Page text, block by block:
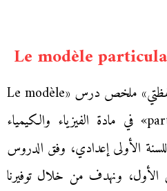
Le modèle
نقدم إليكم زوار «موقع محفظتي» ملخص درس «Le modèle
particulaire de la matière» في مادة الفيزياء والكيمياء
الأولى إعدادي، وفق الدروس
الأول، ونهدف من خلال توفيرنا